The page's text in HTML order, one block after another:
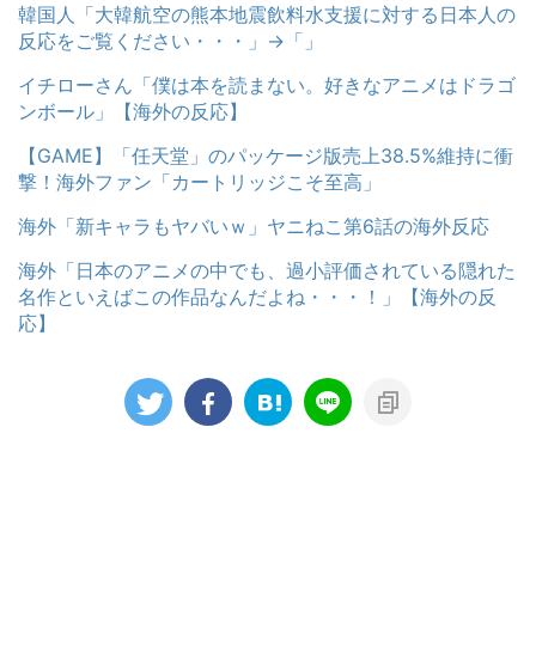
韓国人「大韓航空の熊本地震飲料水支援に対する日本人の
反応をご覧ください・・・」→「」
イチローさん「僕は本を読まない。好きなアニメはドラゴ
ンボール」【海外の反応】
【GAME】「任天堂」のパッケージ版売上38.5%維持に衝
撃！海外ファン「カートリッジこそ至高」
海外「新キャラもヤバいｗ」ヤニねこ第6話の海外反応
海外「日本のアニメの中でも、過小評価されている隠れた
名作といえばこの作品なんだよね・・・！」【海外の反
応】